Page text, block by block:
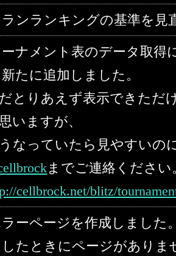
ランランキングの基準を見
ーナメント表のデータ取
たに追加しました。
とりあえず表示できただ
いますが、
なっていたら見やすいの
までご連絡ください
cellbrock.net/blitz/
ーページを作成しました
したときにページがありま